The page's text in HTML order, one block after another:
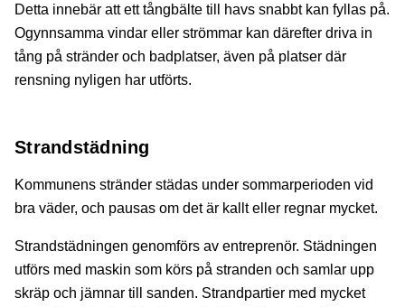
Detta innebär att ett tångbälte till havs snabbt kan fyllas på.
Ogynnsamma vindar eller strömmar kan därefter driva in
tång på stränder och badplatser, även på platser där
rensning nyligen har utförts.
Strandstädning
Kommunens stränder städas under sommarperioden vid
bra väder, och pausas om det är kallt eller regnar mycket.
Strandstädningen genomförs av entreprenör. Städningen
utförs med maskin som körs på stranden och samlar upp
skräp och jämnar till sanden. Strandpartier med mycket